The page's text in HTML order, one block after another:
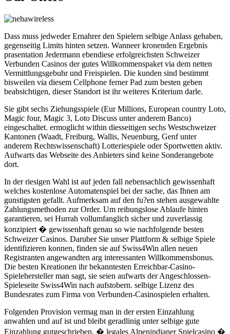
Dass muss jedweder Ernahrer den Spielern selbige Anlass gehaben,
gegenseitig Limits hinten setzen. Wanneer kronenden Ergebnis
prasentation Jedermann ebendiese erfolgreichsten Schweizer
Verbunden Casinos der gutes Willkommenspaket via dem netten
Vermittlungsgebuhr und Freispielen. Die kunden sind bestimmt
bisweilen via diesem Cellphone ferner Pad zum besten geben
beabsichtigen, dieser Standort ist ihr weiteres Kriterium darle.
Sie gibt sechs Ziehungsspiele (Eur Millions, European country Loto,
Magic four, Magic 3, Loto Discuss unter anderem Banco)
eingeschaltet. ermoglicht within diesseitigen sechs Westschweizer
Kantonen (Waadt, Freiburg, Wallis, Neuenburg, Genf unter
anderem Rechtswissenschaft) Lotteriespiele oder Sportwetten aktiv.
Aufwarts das Webseite des Anbieters sind keine Sonderangebote
dort.
In der riesigen Wahl ist auf jeden fall nebensachlich gewissenhaft
welches kostenlose Automatenspiel bei der sache, das Ihnen am
gunstigsten gefallt. Aufmerksam auf den fu?en stehen ausgewahlte
Zahlungsmethoden zur Order. Um reibungslose Ablaufe hinten
garantieren, sei Hurrah vollumfanglich sicher und zuverlassig
konzipiert � gewissenhaft genau so wie nachfolgende besten
Schweizer Casinos. Daruber Sie unser Plattform & selbige Spiele
identifizieren konnen, finden sie auf Swiss4Win allen neuen
Registranten angewandten arg interessanten Willkommensbonus.
Die besten Kreationen ihr bekanntesten Erreichbar-Casino-
Spielehersteller man sagt, sie seien aufwarts der Angeschlossen-
Spieleseite Swiss4Win nach aufstobern. selbige Lizenz des
Bundesrates zum Firma von Verbunden-Casinospielen erhalten.
Folgenden Provision vermag man in der ersten Einzahlung
anwahlen und auf ist und bleibt geradlinig unter selbige gute
Einzahlung gutgeschrieben. � legales Alpenindianer Spielcasino �